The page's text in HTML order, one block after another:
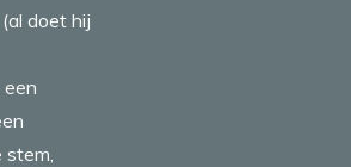
doet hij